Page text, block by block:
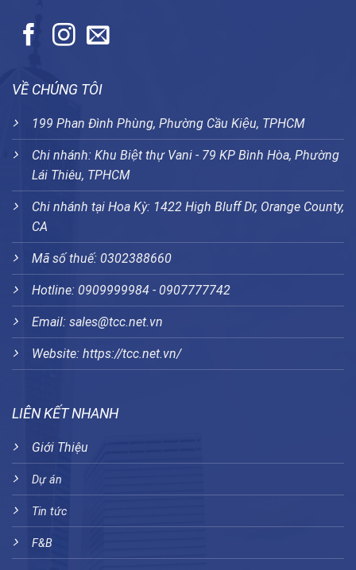
VỀ CHÚNG TÔI
199 Phan Đình Phùng, Phường Cầu Kiệu, TPHCM
Chi nhánh: Khu Biệt thự Vani - 79 KP Bình Hòa, Phường
Lái Thiêu, TPHCM
Chi nhánh tại Hoa Kỳ: 1422 High Bluff Dr, Orange County,
CA
Mã số thuế: 0302388660
Hotline: 0909999984 - 0907777742
Email: sales@tcc.net.vn
Website: https://tcc.net.vn/
LIÊN KẾT NHANH
Giới Thiệu
Dự án
Tin tức
F&B